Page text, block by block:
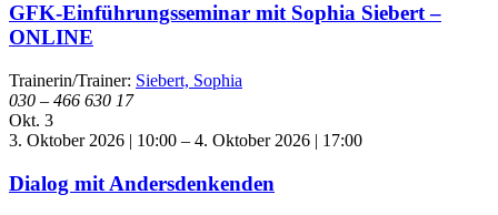
GFK-Einführungsseminar mit Sophia Siebert –
ONLINE
Trainerin/Trainer: Siebert, Sophia
030 – 466 630 17
Okt. 3
3. Oktober 2026 | 10:00 – 4. Oktober 2026 | 17:00
Dialog mit Andersdenkenden